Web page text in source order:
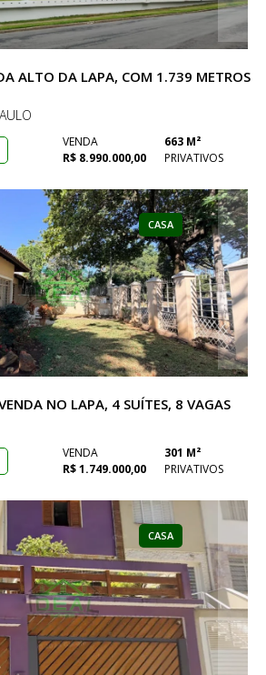
ALTO DA LAPA, COM 1.739 METROS
VENDA
R$ 8.990.000,00
663 M²
PRIVATIVOS
CASA
NO LAPA, 4 SUÍTES, 8 VAGAS
VENDA
R$ 1.749.000,00
301 M²
PRIVATIVOS
CASA